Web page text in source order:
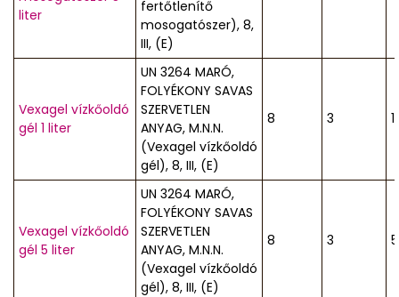
liter
fertőtlenítő
mosogatószer), 8,
III, (E)
Vexagel vízkőoldó
gél 1 liter
UN 3264 MARÓ,
FOLYÉKONY SAVAS
SZERVETLEN
ANYAG, M.N.N.
(Vexagel vízkőoldó
gél), 8, III, (E)
8 3
Vexagel vízkőoldó
gél 5 liter
UN 3264 MARÓ,
FOLYÉKONY SAVAS
SZERVETLEN
ANYAG, M.N.N.
(Vexagel vízkőoldó
gél), 8, III, (E)
8 3